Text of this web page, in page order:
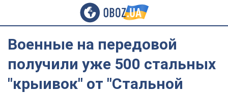
Военные на передовой
получили уже 500 стальных
"крыивок" от "Стальной